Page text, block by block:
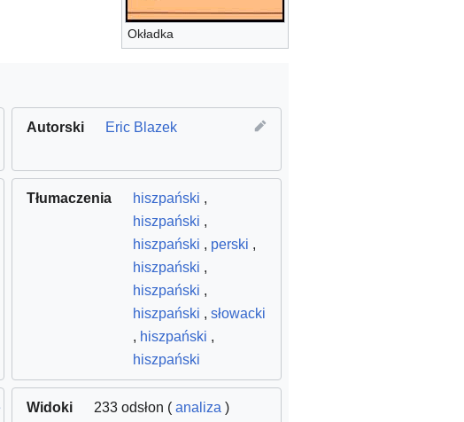
Okładka
Zrównoważone miasta i społeczności
Autorski Eric Blazek
Tłumaczenia hiszpański ,
hiszpański ,
hiszpański , perski ,
hiszpański ,
hiszpański ,
hiszpański , słowacki
, hiszpański ,
hiszpański
Widoki 233 odsłon ( analiza )